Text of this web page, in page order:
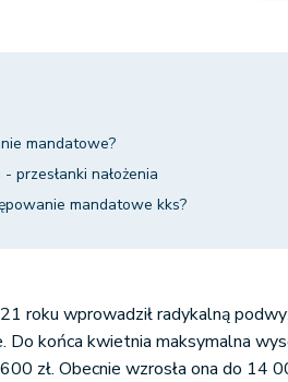
mandatowe?
przesłanki nałożenia
mandatowe kks?
roku wprowadził radykalną
Do końca kwietnia maksymalna
zł. Obecnie wzrosła ona do 14